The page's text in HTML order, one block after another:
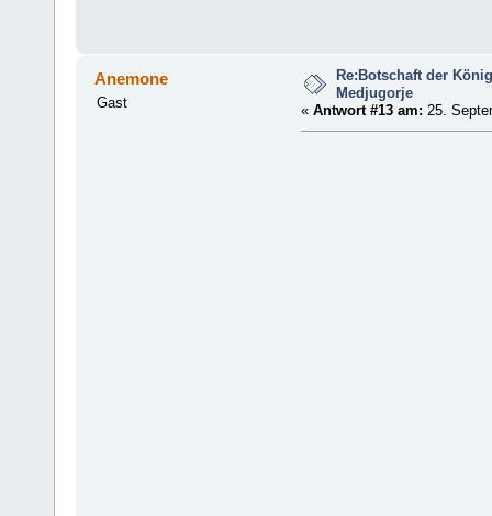
Anemone
Gast
Re:Botschaft der
Medjugorje
« Antwort #13 am: 25.